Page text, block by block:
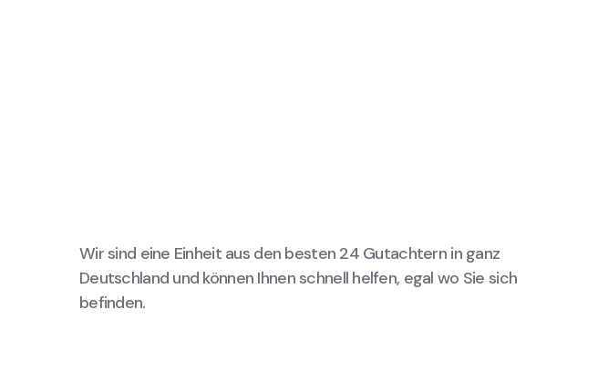
Wir sind eine Einheit aus den besten 24 Gutachtern in ganz
Deutschland und können Ihnen schnell helfen, egal wo Sie sich
befinden.